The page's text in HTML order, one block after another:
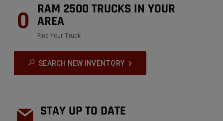
0 RAM 2500 TRUCKS IN YOUR
AREA
Find Your Truck
SEARCH NEW INVENTORY
STAY UP TO DATE